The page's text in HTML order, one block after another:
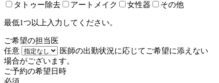
タトゥー除去
アートメイク 女性器 その他
最低1つ以上入力してください。
ご希望の担当医
任意
医師の出勤状況に応じてご希望に添えない
場合がございます。
ご予約の希望日時